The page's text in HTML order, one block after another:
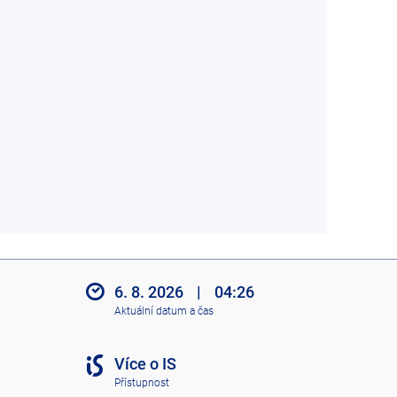
6. 8. 2026 | 04:26
Aktuální datum a čas
Více o IS
Přístupnost